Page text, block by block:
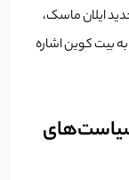
ایلان ماسک،
بیت کوین اشاره
سیاست‌های